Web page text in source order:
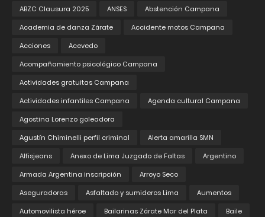
ABZC Clausura 2025
ANSES
Abstención Campana
Academia de danza Zárate
Accidente motos Campana
Acciones
Acevedo
Acompañamiento psicológico Campana
Actividades gratuitas Campana
Actividades infantiles Campana
Agenda cultural Campana
Agostina Lorenzo goleadora
Agustín Chiminelli perfil criminal
Alerta amarilla SMN
Alfisjeans
Anexo de Lima Juzgado de Faltas
Argentino
Armada Argentina inscripción
Arroyo Seco
Aseguradoras
Asfaltado y sumideros Lima
Aumentos
Automovilista héroe
Bailarinas Zárate Mar del Plata
Baile